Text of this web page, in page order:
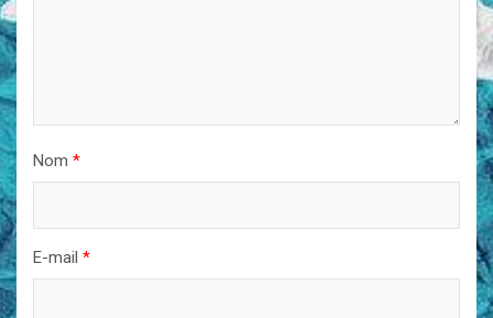
Nom *
E-mail *